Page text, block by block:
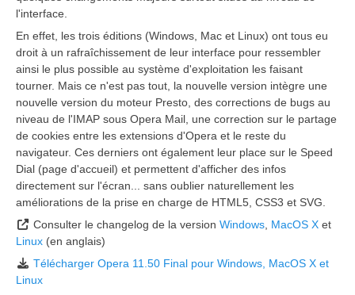
l'interface.
En effet, les trois éditions (Windows, Mac et Linux) ont tous eu
droit à un rafraîchissement de leur interface pour ressembler
ainsi le plus possible au système d'exploitation les faisant
tourner. Mais ce n'est pas tout, la nouvelle version intègre une
nouvelle version du moteur Presto, des corrections de bugs au
niveau de l'IMAP sous Opera Mail, une correction sur le partage
de cookies entre les extensions d'Opera et le reste du
navigateur. Ces derniers ont également leur place sur le Speed
Dial (page d'accueil) et permettent d'afficher des infos
directement sur l'écran... sans oublier naturellement les
améliorations de la prise en charge de HTML5, CSS3 et SVG.
Consulter le changelog de la version Windows, MacOS Xet
Linux (en anglais)
Télécharger Opera 11.50 Final pour Windows, MacOS X et
Linux